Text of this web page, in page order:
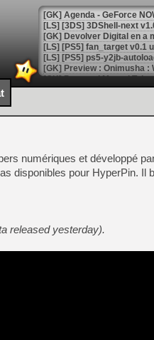
[GK] Agenda - GeForce
[GK] Devolver Digital en a
[LS] [PS5] ps5-y2jb-
[GK] Pourquoi Marvel
[GK] Test : Restory : Chill
[GK] GTA 6 : Rockstar
[GK] Hot Wheels Infinite
[GK] Mémoire cash -
[GK] Résultats Nintendo :
[GK] Déjà des
[Mo5] Brickboy cherche à
[GK] Minecraft et ses «
[GK] Beast of
[GK] Ubisoft : fin de partie
[GK] Mémoire cash -
[GK] Dan Houser (GTA)
[GK] Comment EA Sports
[GK] Crimson Moon : un
[GK] Isle of Reveries : le
[GK] Moonlighter 2 : The
[GK] Capcom relance
numériques et développé
disponibles pour HyperPin. Il
released yesterday).